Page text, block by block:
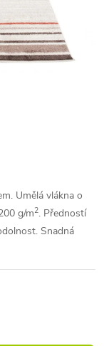
Umělá vlákna o
g/m2. Předností
Snadná